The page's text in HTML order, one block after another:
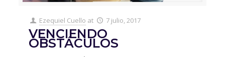
Ezequiel Cuello at 7 julio, 2017
VENCIENDO
OBSTÁCULOS